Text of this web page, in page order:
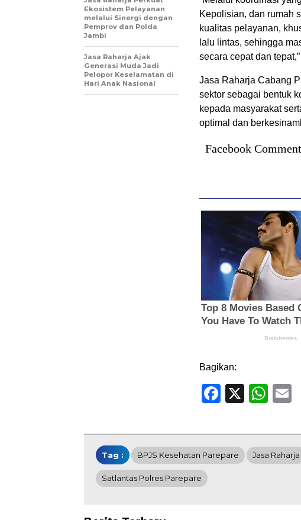
Kepolisian, dan rumah
kualitas pelayanan,
lalu lintas, sehingga
secara cepat dan
Jasa Raharja Cabang
sektor sebagai bentuk
kepada masyarakat
optimal dan
Facebook
Bagikan:
Facebook
X
Ekosistem Pelayanan
melalui Sinergi dengan
Pemprov dan Polda
Jambi
Jasa Raharja Ajak
Generasi Muda Jadi
Pelopor Keselamatan di
Hari Anak Nasional
Tag : BPJS Kesehatan Parepare Jasa Raharja
Satlantas Polres Parepare